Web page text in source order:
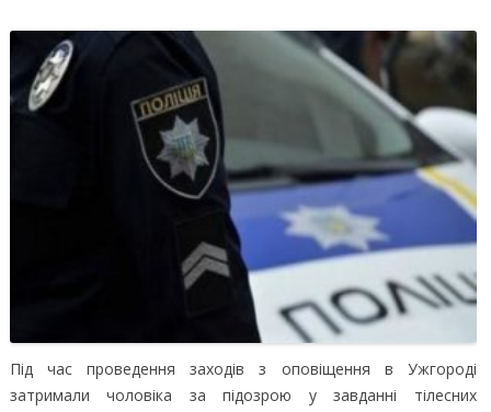
Під час проведення заходів з оповіщення в Ужгороді
затримали чоловіка за підозрою у завданні тілесних